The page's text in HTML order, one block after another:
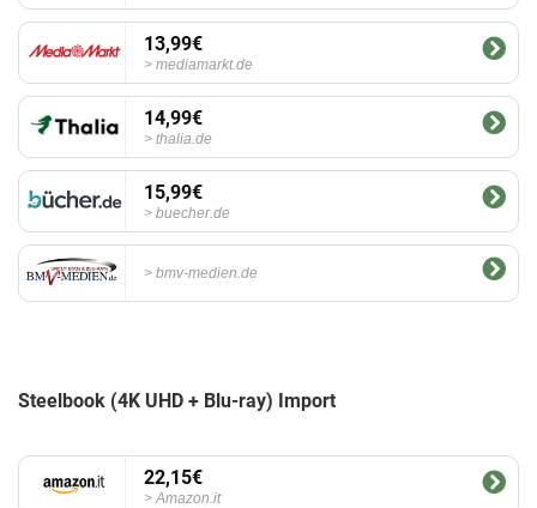
13,99€
mediamarkt.de
14,99€
thalia.de
15,99€
buecher.de
bmv-medien.de
Steelbook (4K UHD + Blu-ray) Import
22,15€
Amazon.it